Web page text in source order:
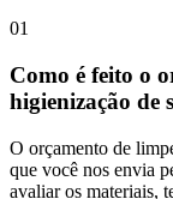
01
Como é feito o
higienização de
O orçamento de
que você nos envia
avaliar os materiais,